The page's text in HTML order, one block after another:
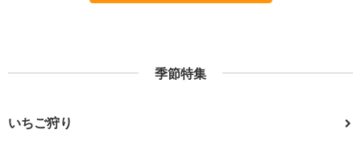
季節特集
いちご狩り